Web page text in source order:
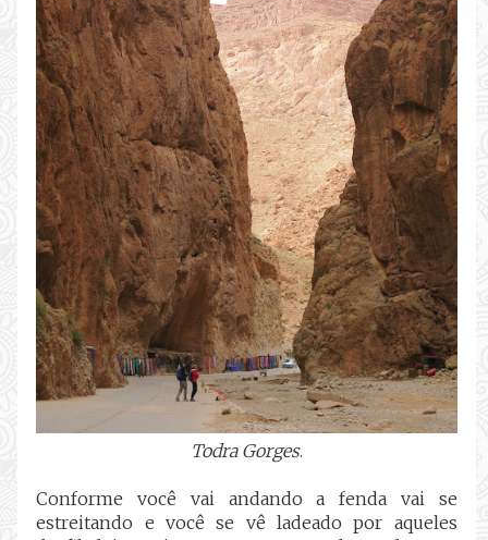
Todra Gorges.
Conforme você vai andando a fenda vai se
estreitando e você se vê ladeado por aqueles